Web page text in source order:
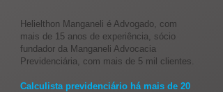
Helielthon Manganeli é Advogado, com
mais de 15 anos de experiência, sócio
fundador da Manganeli Advocacia
Previdenciária, com mais de 5 mil clientes.
Calculista previdenciário há mais de 20